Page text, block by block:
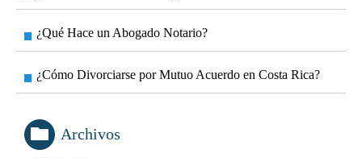
¿Qué Hace un Abogado Notario?
¿Cómo Divorciarse por Mutuo Acuerdo en Costa Rica?
Archivos